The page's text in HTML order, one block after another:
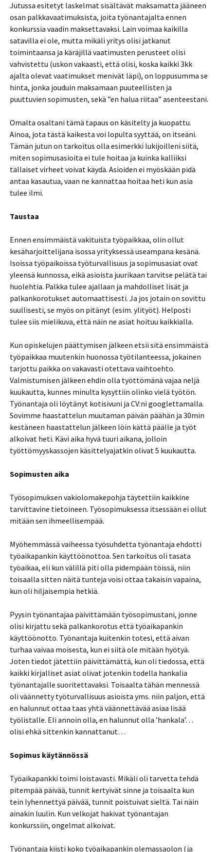
Jutussa esitetyt laskelmat sisältävät maksamatta jääneen
osan palkkavaatimuksista, joita työnantajalta ennen
konkurssia vaadin maksettavaksi. Lain voimaa kaikilla
satavilla ei ole, mutta mikäli yritys olisi jatkanut
toimintaansa ja käräjillä vaatimusten perusteet olisi
vahvistettu (uskon vakaasti, että olisi, koska kaikki 3kk
ajalta olevat vaatimukset menivät läpi), on loppusumma se
hinta, jonka jouduin maksamaan puuteellisten ja
puuttuvien sopimusten, sekä ”en halua riitaa” asenteestani.
Omalta osaltani tämä tapaus on käsitelty ja kuopattu.
Ainoa, jota tästä kaikesta voi lopulta syyttää, on itseäni.
Tämän jutun on tarkoitus olla esimerkki lukijoilleni siitä,
miten sopimusasioita ei tule hoitaa ja kuinka kalliiksi
tällaiset virheet voivat käydä. Asioiden ei myöskään pidä
antaa kasautua, vaan ne kannattaa hoitaa heti kun asia
tulee ilmi.
Taustaa
Ennen ensimmäistä vakituista työpaikkaa, olin ollut
kesäharjoittelijana isossa yrityksessä useampana kesänä.
Isoissa työpaikoissa työturvallisuus ja sopimusasiat ovat
yleensä kunnossa, eikä asioista juurikaan tarvitse pelätä tai
huolehtia. Palkka tulee ajallaan ja mahdolliset lisät ja
palkankorotukset automaattisesti. Ja jos jotain on sovittu
suullisesti, se myös on pitänyt (esim. ylityöt). Helposti
tulee siis mielikuva, että näin ne asiat hoituu kaikkialla.
Kun opiskelujen päättymisen jälkeen etsii sitä ensimmäistä
työpaikkaa muutenkin huonossa työtilanteessa, jokainen
tarjottu paikka on vakavasti otettava vaihtoehto.
Valmistumisen jälkeen ehdin olla työttömänä vajaa neljä
kuukautta, kunnes minulta kysyttiin olinko vielä työtön.
Työnantaja oli löytänyt kotisivuni ja CV:ni googlettamalla.
Sovimme haastattelun muutaman päivän päähän ja 30min
kestäneen haastattelun jälkeen löin kättä päälle ja työt
alkoivat heti. Kävi aika hyvä tuuri aikana, jolloin
työttömyyskassojen käsittelyajatkin olivat 5 kuukautta.
Sopimusten aika
Työsopimuksen vakiolomakepohja täytettiin kaikkine
tarvittavine tietoineen. Työsopimuksessa itsessään ei ollut
mitään sen ihmeellisempää.
Myöhemmässä vaiheessa työsuhdetta työnantaja ehdotti
työaikapankin käyttöönottoa. Sen tarkoitus oli tasata
työaikaa, eli kun välillä piti olla pidempään töissä, niin
toisaalla sitten näitä tunteja voisi ottaa takaisin vapaina,
kun oli hiljaisempia hetkiä.
Pyysin työnantajaa päivittämään työsopimustani, jonne
olisi kirjattu sekä palkankorotus että työaikapankin
käyttöönotto. Työnantaja kuitenkin totesi, että aivan
turhaa vaivaa moisesta, kun ei siitä ole mitään hyötyä.
Joten tiedot jätettiin päivittämättä, kun oli tiedossa, että
kaikki kirjalliset asiat olivat jotenkin todella hankalia
työnantajalle suoritettavaksi. Toisaalta tähän mennessä
oli väännetty työturvallisuus asioista yms. niin paljon, että
en halunnut ottaa taas yhtä väännettävää asiaa lisää
työlistalle. Eli annoin olla, en halunnut olla ’hankala’…
olisi ehkä sittenkin kannattanut…
Sopimus käytännössä
Työaikapankki toimi loistavasti. Mikäli oli tarvetta tehdä
pitempää päivää, tunnit kertyivät sinne ja toisaalta kun
tein lyhennettyä päivää, tunnit poistuivat sieltä. Tai näin
ainakin luulin. Kun velkojat hakivat työnantajan
konkurssiin, ongelmat alkoivat.
Työnantaja kiisti koko työaikapankin olemassaolon (ja